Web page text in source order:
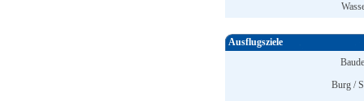
Ausflugsziele
Burg /